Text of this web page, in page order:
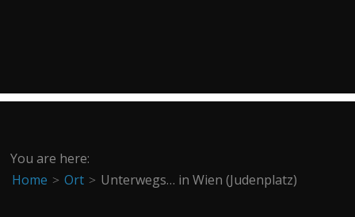
You are here:
Home
Ort Unterwegs… in Wien (Judenplatz)